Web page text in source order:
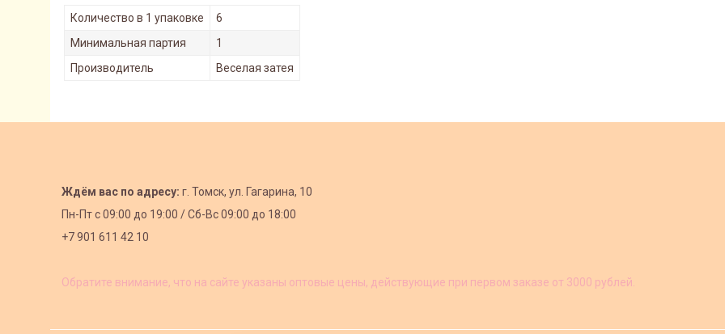
Количество в 1 упаковке
6
Минимальная партия
1
Производитель
Веселая затея
Ждём вас по адресу: г. Томск, ул. Гагарина, 10
Пн-Пт с09:00 до 19:00 /Сб-Вс 09:00 до 18:00
+7 901 611 42 10
Обратите внимание, что на сайте указаны оптовые цены, действующие при первом заказе от 3000 рублей.